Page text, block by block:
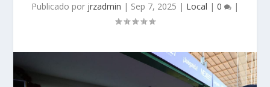
Publicado por jrzadmin | Sep 7, 2025 | Local | 0 |